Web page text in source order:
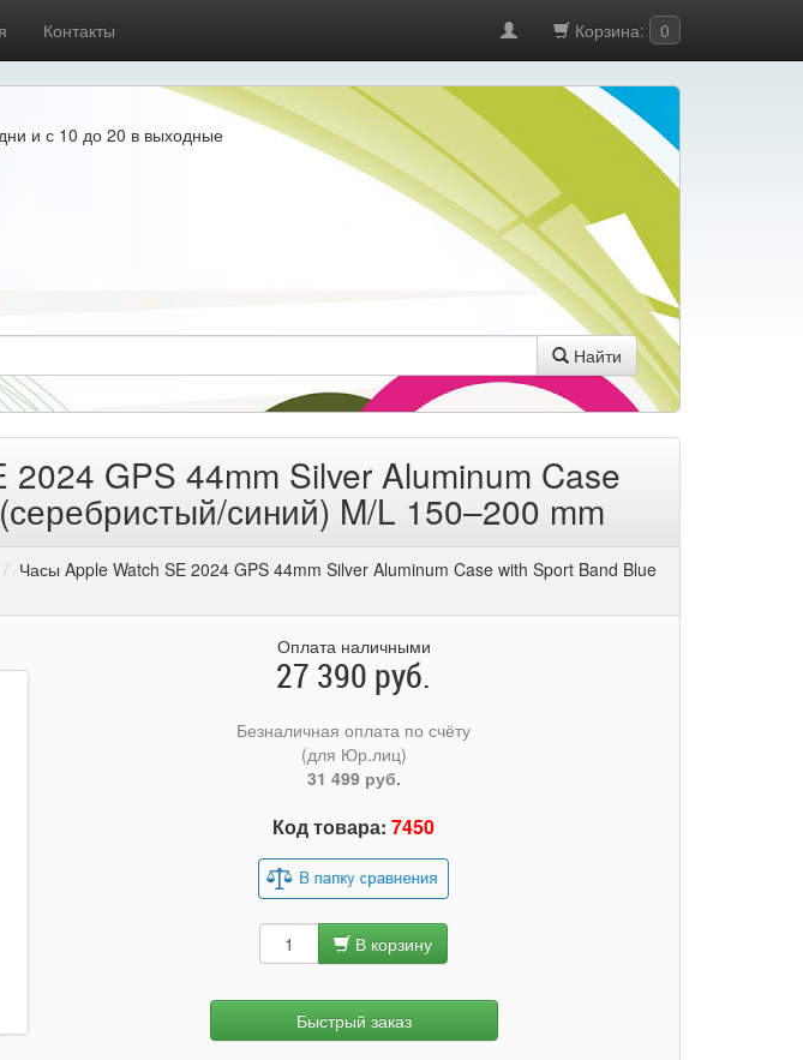
Контакты Корзина: 0
и с 10 до 20 в выходные
Найти
GPS 44mm Silver Aluminum Case
синий) M/L 150–200 mm
Часы Apple Watch SE 2024 GPS 44mm Silver Aluminum Case with Sport Band Blue
Оплата наличными
27 390 руб.
Безналичная оплата по счёту
(для Юр.лиц)
31 499 руб.
Код товара:7450
В корзину
Быстрый заказ